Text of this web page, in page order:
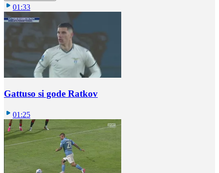
01:33
Gattuso si gode Ratkov
01:25